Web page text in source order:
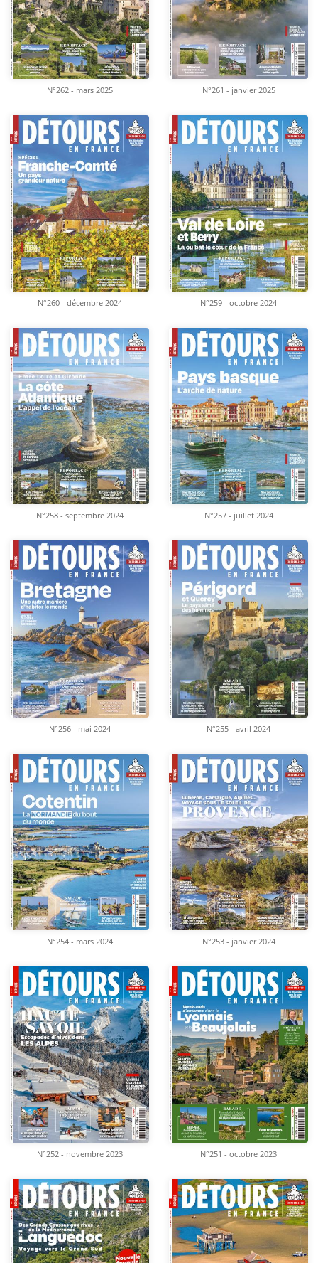
N°262 - mars 2025 N°261 - janvier 2025
N°260 - décembre 2024 N°259 - octobre 2024
N°258 - septembre 2024 N°257 - juillet 2024
N°256 - mai 2024 N°255 - avril 2024
N°254 - mars 2024 N°253 - janvier 2024
N°252 - novembre 2023 N°251 - octobre 2023